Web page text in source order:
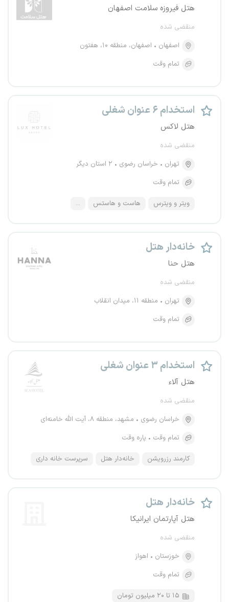
هتل فیروزه سلامت اصفهان
منقضی شده
اصفهان
اصفهان، منطقه ۱۰، هفتون
تمام وقت
استخدام ۶ عنوان شغلی
هتل لاکس
منقضی شده
تهران
خراسان رضوی
۲ استان دیگر
تمام وقت
ویتر و ویترس هاست و هاستس ...
خانه‌دار هتل
هتل حنا
منقضی شده
تهران
منطقه ۱۱، میدان انقلاب
تمام وقت
استخدام ۳ عنوان شغلی
هتل آلاء
منقضی شده
خراسان رضوی
مشهد، منطقه ۸، آیت الله خامنه‌ای
تمام وقت
پاره وقت
کارمند رزرویشن خانه‌دار هتل سرپرست خانه داری
خانه‌دار هتل
هتل آپارتمان ایرانیکا
منقضی شده
خوزستان
اهواز
تمام وقت
۱۵ تا ۲۰ میلیون تومان